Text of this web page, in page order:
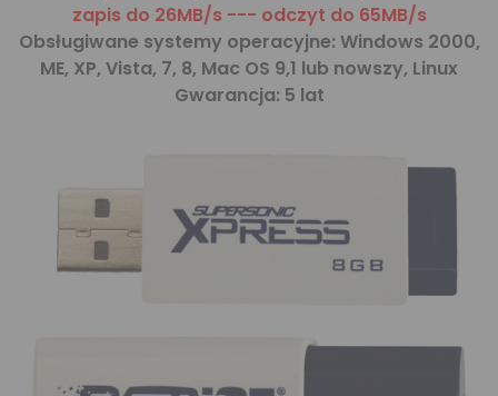
zapis do 26MB/s --- odczyt do 65MB/s
Obsługiwane systemy operacyjne: Windows 2000,
ME, XP, Vista, 7, 8, Mac OS 9,1 lub nowszy, Linux
Gwarancja: 5 lat